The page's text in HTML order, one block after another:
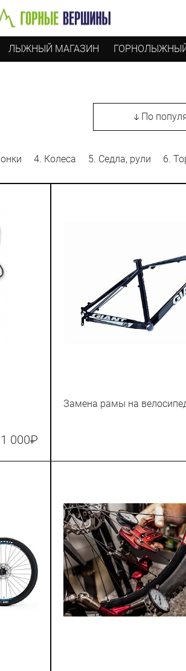
ЛЫЖНЫЙ МАГАЗИН
По
4. Колеса 5. Седла, рули 6.
1 000₽
Замена рамы на